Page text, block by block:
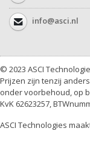
info@asci.nl
© 2023 ASCI
Prijzen zijn tenzij
onder voorbehoud, op
KvK 62623257,
ASCI Technologies